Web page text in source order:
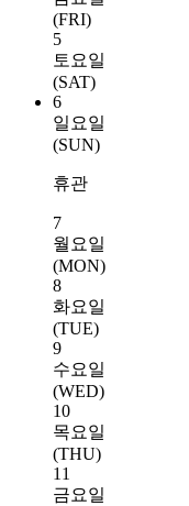
(FRI)
5
토요일
(SAT)
6
일요일
(SUN)
휴관
7
월요일
(MON)
8
화요일
(TUE)
9
수요일
(WED)
10
목요일
(THU)
11
금요일